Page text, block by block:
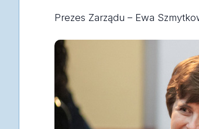
Prezes Zarządu – Ewa